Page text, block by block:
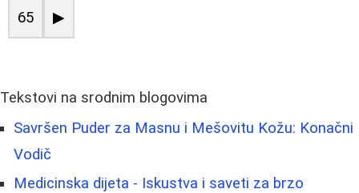
65 ▶
Tekstovi na srodnim blogovima
Savršen Puder za Masnu i Mešovitu Kožu: Konačni
Vodič
Medicinska dijeta - Iskustva i saveti za brzo